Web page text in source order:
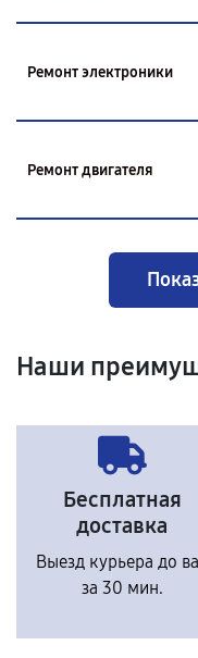
Ремонт электроники
Ремонт двигателя
Наши
Бесплатная
доставка
Выезд курьера до
за 30 мин.